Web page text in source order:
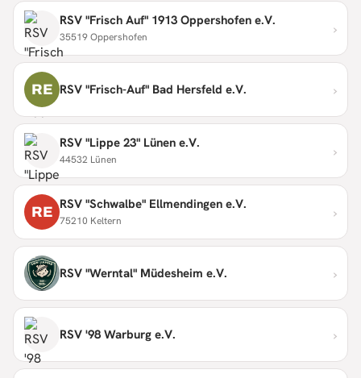
RSV "Frisch Auf" 1913 Oppershofen e.V.
35519 Oppershofen ›
RE RSV "Frisch-Auf" Bad Hersfeld e.V. ›
RSV "Lippe 23" Lünen e.V.
44532 Lünen ›
RE RSV "Schwalbe" Ellmendingen e.V.
75210 Keltern ›
RSV "Werntal" Müdesheim e.V. ›
RSV '98 Warburg e.V. ›